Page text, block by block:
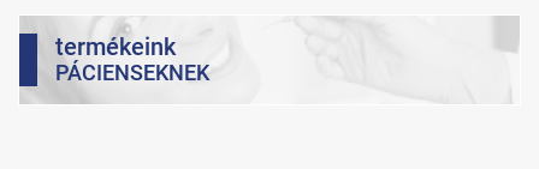
termékeink
PÁCIENSEKNEK